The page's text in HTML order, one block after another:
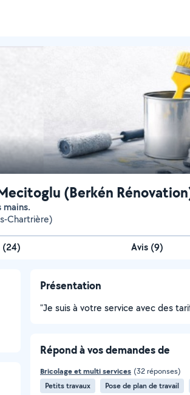
(Berkén
mains.
Chartrière)
(24) Avis (9)
Présentation
"Je suis à votre service avec des
Répond à vos demandes de
Bricolage et multi services (32 réponses)
Petits travaux
Pose de plan de travail